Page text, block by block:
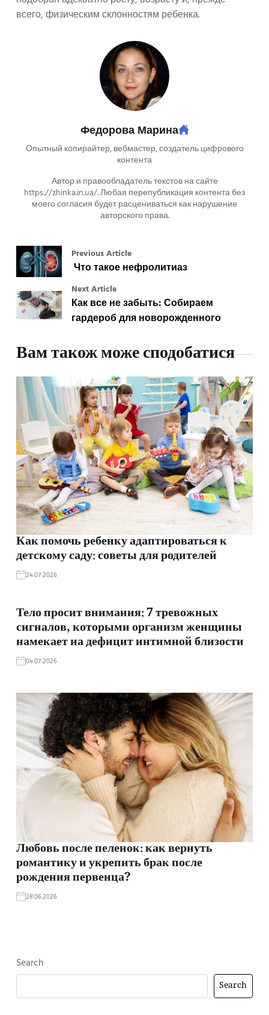
всего, физическим склонностям ребенка.
Федорова Марина
Опытный копирайтер, вебмастер, создатель цифрового
контента
Автор и правообладатель текстов на сайте
https://zhinka.in.ua/. Любая перепубликация контента без
моего согласия будет расцениваться как нарушение
авторского права.
Previous Article
Что такое нефролитиаз
Next Article
Как все не забыть: Собираем
гардероб для новорожденного
Вам також може сподобатися
Как помочь ребенку адаптироваться к
детскому саду: советы для родителей
24.07.2026
Тело просит внимания: 7 тревожных
сигналов, которыми организм женщины
намекает на дефицит интимной близости
04.07.2026
Любовь после пеленок: как вернуть
романтику и укрепить брак после
рождения первенца?
28.06.2026
Search
Search